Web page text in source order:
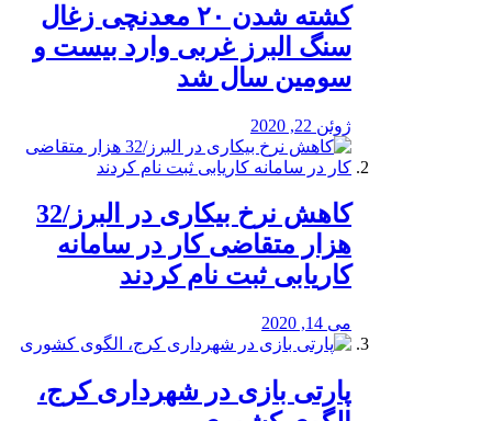
کشته شدن ۲۰ معدنچی زغال
سنگ البرز غربی وارد بیست و
سومین سال شد
ژوئن 22, 2020
کاهش نرخ بیکاری در البرز/32
هزار متقاضی کار در سامانه
کاریابی ثبت نام کردند
می 14, 2020
پارتی بازی در شهرداری کرج،